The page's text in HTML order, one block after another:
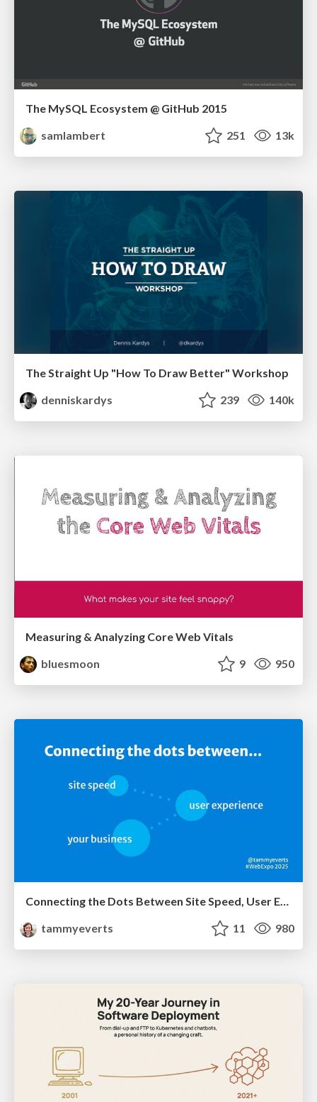
The MySQL Ecosystem @ GitHub 2015
samlambert
251 13k
The Straight Up "How To Draw Better" Workshop
denniskardys
239 140k
Measuring & Analyzing Core Web Vitals
bluesmoon
9 950
tammyeverts
11 980